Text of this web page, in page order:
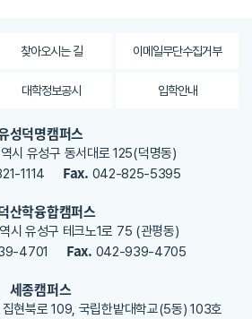
가
용
해
주
찾아오시는 길 이메일무단수집거부
대학정보공시 입학안내
성덕명캠퍼스
시 유성구 동서대로 125(덕명동)
1114 Fax. 042-825-5395
산학융합캠퍼스
시 유성구 테크노1로 75 (관평동)
4701 Fax. 042-939-4705
세종캠퍼스
현북로 109, 국립한밭대학교(5동) 103호